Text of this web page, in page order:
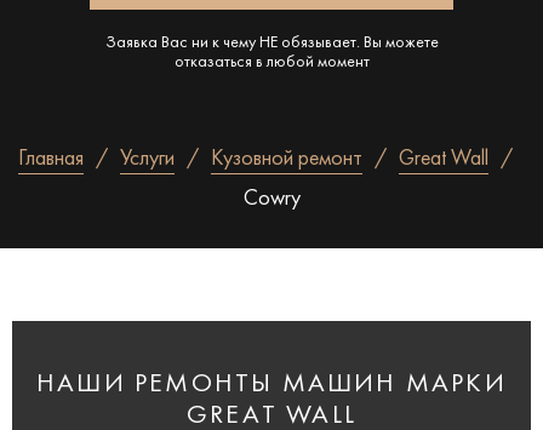
Заявка Вас ни к чему НЕ обязывает. Вы можете
отказаться в любой момент
Главная Услуги Кузовной ремонт
Great Wall
Cowry
НАШИ РЕМОНТЫ МАШИН МАРКИ
GREAT WALL